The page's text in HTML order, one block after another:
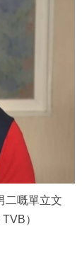
二嘅單立文
）